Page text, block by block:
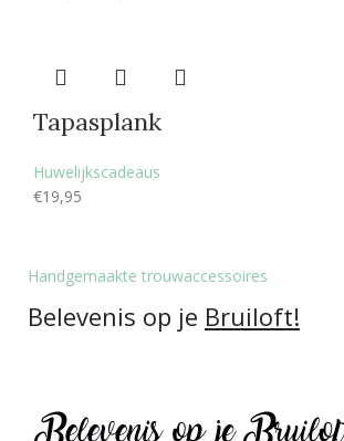
Tapasplank
Huwelijkscadeaus
€19,95
Handgemaakte trouwaccessoires
Belevenis op je Bruiloft!